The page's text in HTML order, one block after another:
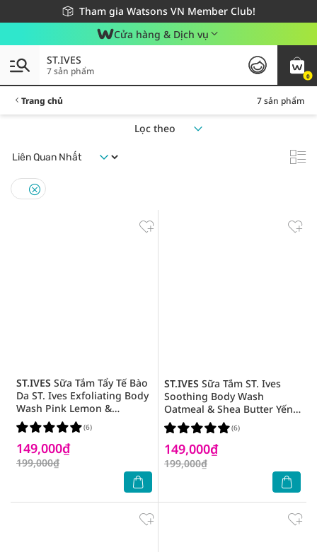
Tham gia Watsons VN Member Club!
Miễn phí giao hàng cho đơn hàng từ 249,000Đ
Giao hàng nhanh 24h - Áp dụng khu vực TP. Hồ Chí Minh
Cửa hàng & Dịch vụ
0
ST.IVES
7 sản phẩm
Trang chủ 7 sản phẩm
Lọc theo
ST.IVES Sữa Tắm Tẩy Tế Bào
Da ST. Ives Exfoliating Body
Wash Pink Lemon &
Mandarin Orange Cam
Chanh 650ml
149,000₫
199,000₫
(6)
ST.IVES Sữa Tắm ST. Ives
Soothing Body Wash
Oatmeal & Shea Butter Yến
Mạch và Bơ 650ml
149,000₫
199,000₫
(6)